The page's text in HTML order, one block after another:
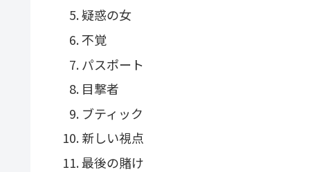
疑惑の女
不覚
パスポート
目撃者
ブティック
新しい視点
最後の賭け